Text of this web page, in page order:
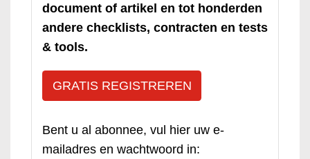
document of artikel en tot honderden
andere checklists, contracten en tests
& tools.
GRATIS REGISTREREN
Bent u al abonnee, vul hier uw e-
mailadres en wachtwoord in: